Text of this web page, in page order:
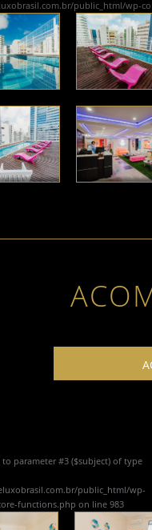
public_html/wp-
to parameter #3 ($subject) of type
public_html/wp-
functions.php on line 983